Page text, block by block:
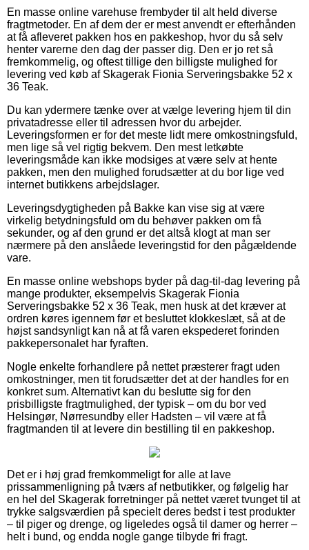
En masse online varehuse frembyder til alt held diverse
fragtmetoder. En af dem der er mest anvendt er efterhånden
at få afleveret pakken hos en pakkeshop, hvor du så selv
henter varerne den dag der passer dig. Den er jo ret så
fremkommelig, og oftest tillige den billigste mulighed for
levering ved køb af Skagerak Fionia Serveringsbakke 52 x
36 Teak.
Du kan ydermere tænke over at vælge levering hjem til din
privatadresse eller til adressen hvor du arbejder.
Leveringsformen er for det meste lidt mere omkostningsfuld,
men lige så vel rigtig bekvem. Den mest letkøbte
leveringsmåde kan ikke modsiges at være selv at hente
pakken, men den mulighed forudsætter at du bor lige ved
internet butikkens arbejdslager.
Leveringsdygtigheden på Bakke kan vise sig at være
virkelig betydningsfuld om du behøver pakken om få
sekunder, og af den grund er det altså klogt at man ser
nærmere på den anslåede leveringstid for den pågældende
vare.
En masse online webshops byder på dag-til-dag levering på
mange produkter, eksempelvis Skagerak Fionia
Serveringsbakke 52 x 36 Teak, men husk at det kræver at
ordren køres igennem før et besluttet klokkeslæt, så at de
højst sandsynligt kan nå at få varen ekspederet forinden
pakkepersonalet har fyraften.
Nogle enkelte forhandlere på nettet præsterer fragt uden
omkostninger, men tit forudsætter det at der handles for en
konkret sum. Alternativt kan du beslutte sig for den
prisbilligste fragtmulighed, der typisk – om du bor ved
Helsingør, Nørresundby eller Hadsten – vil være at få
fragtmanden til at levere din bestilling til en pakkeshop.
Det er i høj grad fremkommeligt for alle at lave
prissammenligning på tværs af netbutikker, og følgelig har
en hel del Skagerak forretninger på nettet været tvunget til at
trykke salgsværdien på specielt deres bedst i test produkter
– til piger og drenge, og ligeledes også til damer og herrer –
helt i bund, og endda nogle gange tilbyde fri fragt.